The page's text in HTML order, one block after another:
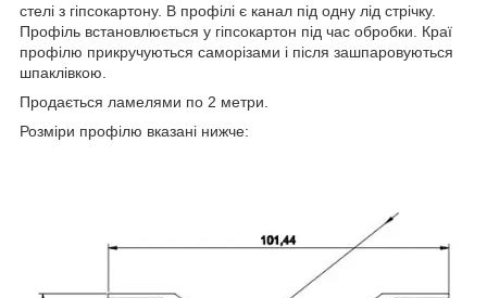
стелі з гіпсокартону. В профілі є канал під одну лід стрічку.
Профіль встановлюється у гіпсокартон під час обробки. Краї
профілю прикручуються саморізами і після зашпаровуються
шпаклівкою.
Продається ламелями по 2 метри.
Розміри профілю вказані нижче: